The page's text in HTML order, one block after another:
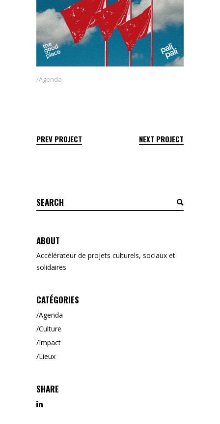
Agenda
PREV PROJECT NEXT PROJECT
Search
for:
ABOUT
Accélérateur de projets culturels, sociaux et
solidaires
CATÉGORIES
Agenda
Culture
Impact
Lieux
SHARE